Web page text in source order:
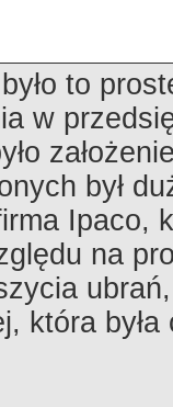
to
w
był
Ipaco,
na
ubrań,
która